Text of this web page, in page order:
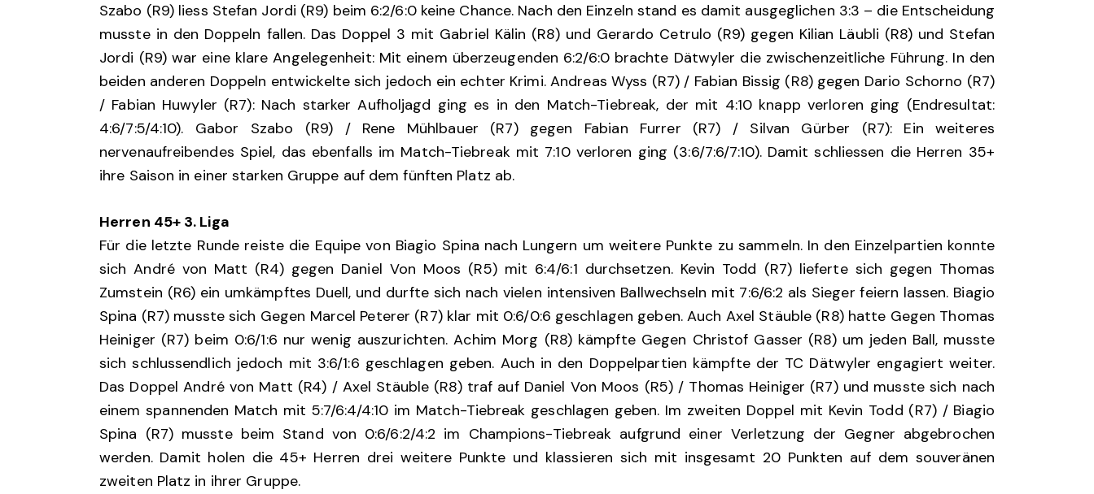
Szabo (R9) liess Stefan Jordi (R9) beim 6:2/6:0 keine Chance. Nach den Einzeln stand es damit ausgeglichen 3:3 – die Entscheidung
musste in den Doppeln fallen. Das Doppel 3 mit Gabriel Kälin (R8) und Gerardo Cetrulo (R9) gegen Kilian Läubli (R8) und Stefan
Jordi (R9) war eine klare Angelegenheit: Mit einem überzeugenden 6:2/6:0 brachte Dätwyler die zwischenzeitliche Führung. In den
beiden anderen Doppeln entwickelte sich jedoch ein echter Krimi. Andreas Wyss (R7) / Fabian Bissig (R8) gegen Dario Schorno (R7)
/ Fabian Huwyler (R7): Nach starker Aufholjagd ging es in den Match-Tiebreak, der mit 4:10 knapp verloren ging (Endresultat:
4:6/7:5/4:10). Gabor Szabo (R9) / Rene Mühlbauer (R7) gegen Fabian Furrer (R7) / Silvan Gürber (R7): Ein weiteres
nervenaufreibendes Spiel, das ebenfalls im Match-Tiebreak mit 7:10 verloren ging (3:6/7:6/7:10). Damit schliessen die Herren 35+
ihre Saison in einer starken Gruppe auf dem fünften Platz ab.
Herren 45+ 3. Liga
Für die letzte Runde reiste die Equipe von Biagio Spina nach Lungern um weitere Punkte zu sammeln. In den Einzelpartien konnte
sich André von Matt (R4) gegen Daniel Von Moos (R5) mit 6:4/6:1 durchsetzen. Kevin Todd (R7) lieferte sich gegen Thomas
Zumstein (R6) ein umkämpftes Duell, und durfte sich nach vielen intensiven Ballwechseln mit 7:6/6:2 als Sieger feiern lassen. Biagio
Spina (R7) musste sich Gegen Marcel Peterer (R7) klar mit 0:6/0:6 geschlagen geben. Auch Axel Stäuble (R8) hatte Gegen Thomas
Heiniger (R7) beim 0:6/1:6 nur wenig auszurichten. Achim Morg (R8) kämpfte Gegen Christof Gasser (R8) um jeden Ball, musste
sich schlussendlich jedoch mit 3:6/1:6 geschlagen geben. Auch in den Doppelpartien kämpfte der TC Dätwyler engagiert weiter.
Das Doppel André von Matt (R4) / Axel Stäuble (R8) traf auf Daniel Von Moos (R5) / Thomas Heiniger (R7) und musste sich nach
einem spannenden Match mit 5:7/6:4/4:10 im Match-Tiebreak geschlagen geben. Im zweiten Doppel mit Kevin Todd (R7) / Biagio
Spina (R7) musste beim Stand von 0:6/6:2/4:2 im Champions-Tiebreak aufgrund einer Verletzung der Gegner abgebrochen
werden. Damit holen die 45+ Herren drei weitere Punkte und klassieren sich mit insgesamt 20 Punkten auf dem souveränen
zweiten Platz in ihrer Gruppe.